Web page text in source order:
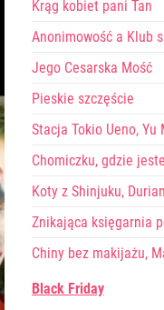
Krąg kobiet pani Tan
Anonimowość a Klub
Jego Cesarska Mość
Pieskie szczęście
Stacja Tokio Ueno, Yu
Chomiczku, gdzie
Koty z Shinjuku,
Znikająca księgarnia
Chiny bez makijażu,
Black Friday